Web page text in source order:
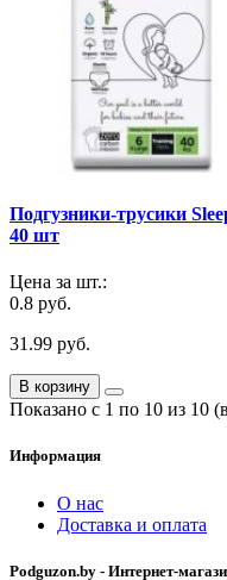
Подгузники-трусики
40 шт
Цена за шт.:
0.8 руб.
31.99 руб.
В корзину
Показано с 1 по 10 из 10
Информация
О нас
Доставка и оплата
Podguzon.by - Интернет-